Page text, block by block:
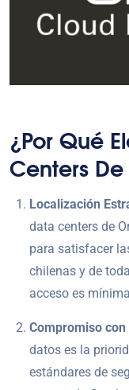
¿Por Qué
Centers
Localización
data centers de
para satisfacer
chilenas y de
acceso es
Compromiso con
datos es la
estándares de